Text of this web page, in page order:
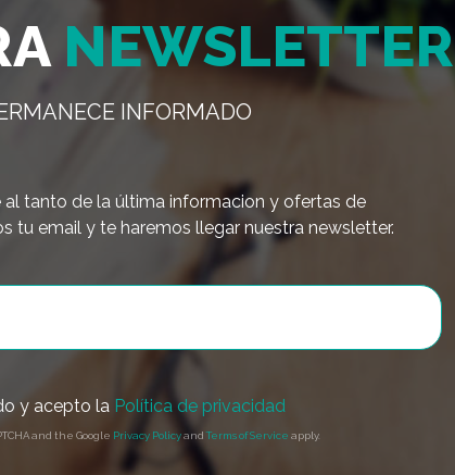
NEWSLETTER
INFORMADO
al tanto de la última informacion y ofertas de
tu email y te haremos llegar nuestra newsletter.
y acepto la Política de privacidad
and the Google Privacy Policyand Terms of Service apply.